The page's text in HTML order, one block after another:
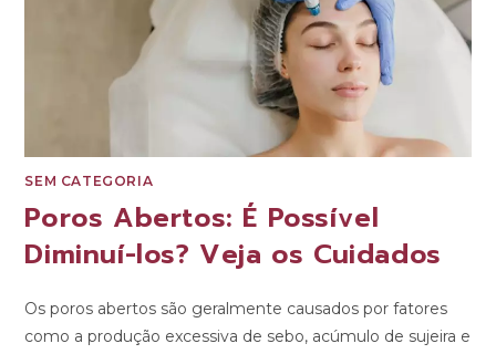
SEM CATEGORIA
Poros Abertos: É Possível
Diminuí-los? Veja os Cuidados
Os poros abertos são geralmente causados por fatores
como a produção excessiva de sebo, acúmulo de sujeira e